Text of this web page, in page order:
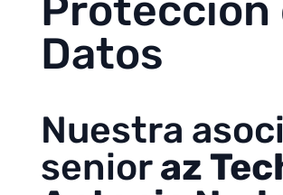
Protección
Datos
Nuestra
senioraz